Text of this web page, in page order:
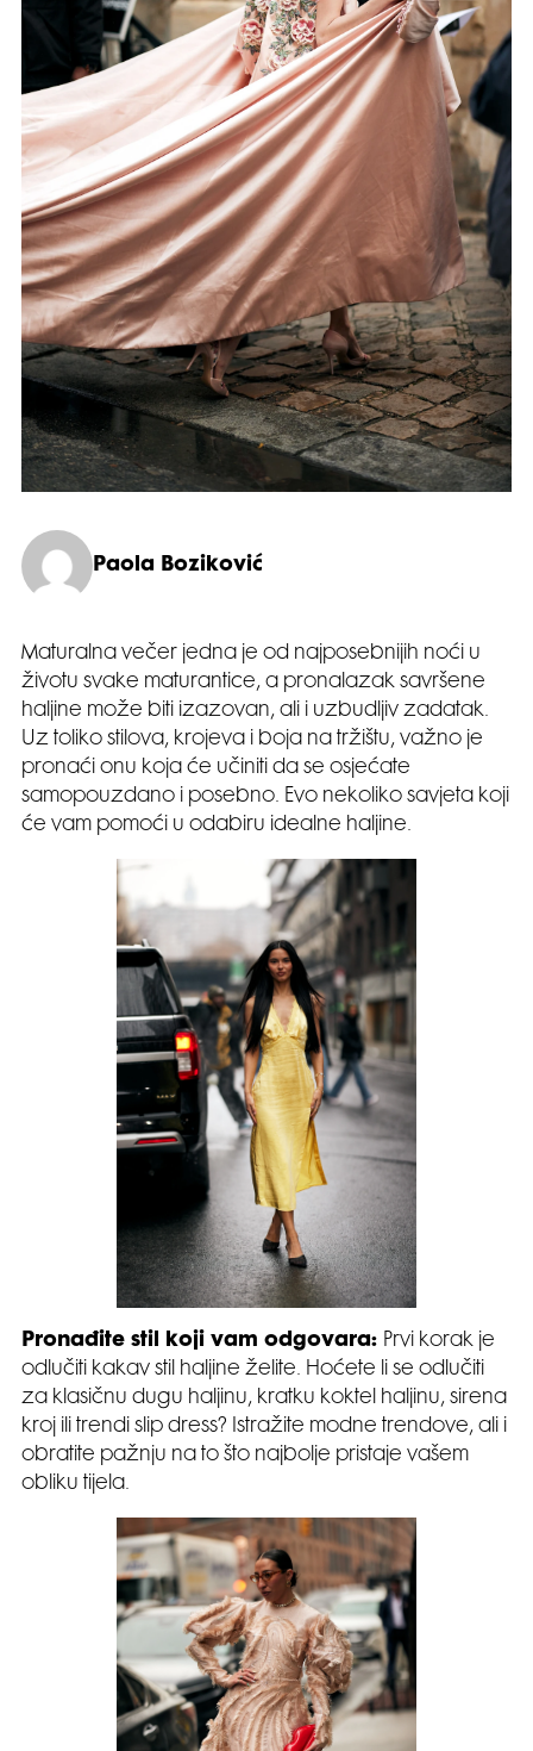
Paola Boziković
Maturalna večer jedna je od najposebnijih noći u
životu svake maturantice, a pronalazak savršene
haljine može biti izazovan, ali i uzbudljiv zadatak.
Uz toliko stilova, krojeva i boja na tržištu, važno je
pronaći onu koja će učiniti da se osjećate
samopouzdano i posebno. Evo nekoliko savjeta koji
će vam pomoći u odabiru idealne haljine.
Pronađite stil koji vam odgovara: Prvi korak je
odlučiti kakav stil haljine želite. Hoćete li se odlučiti
za klasičnu dugu haljinu, kratku koktel haljinu, sirena
kroj ili trendi slip dress? Istražite modne trendove, ali i
obratite pažnju na to što najbolje pristaje vašem
obliku tijela.